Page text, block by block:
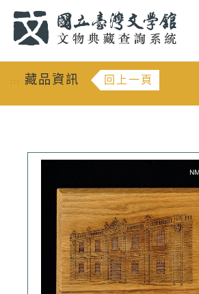
::: 藏品資訊 回上一頁